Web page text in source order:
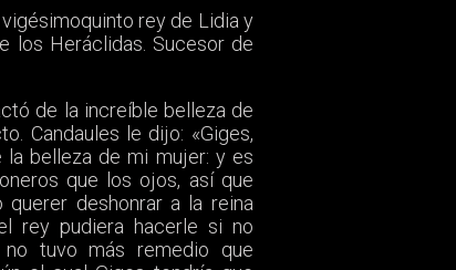
rey de Lidia y
los Heráclidas. Sucesor de
de la increíble belleza de
Candaules le dijo: «Giges,
belleza de mi mujer: y es
que los ojos, así que
querer deshonrar a la reina
rey pudiera hacerle si no
no tuvo más remedio que